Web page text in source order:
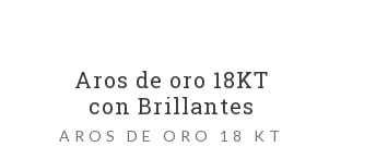
Aros de oro 18KT
con Brillantes
AROS DE ORO 18 KT